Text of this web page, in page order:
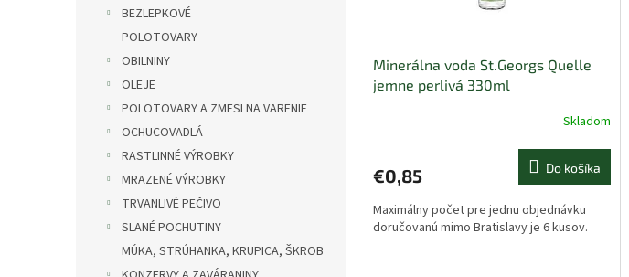
BEZLEPKOVÉ
POLOTOVARY
OBILNINY
OLEJE
POLOTOVARY A ZMESI NA VARENIE
OCHUCOVADLÁ
RASTLINNÉ VÝROBKY
MRAZENÉ VÝROBKY
TRVANLIVÉ PEČIVO
SLANÉ POCHUTINY
MÚKA, STRÚHANKA, KRUPICA, ŠKROB
Minerálna voda St.Georgs Quelle
jemne perlivá 330ml
Skladom
€0,85 Do košíka
Maximálny počet pre jednu objednávku
doručovanú mimo Bratislavy je 6 kusov.